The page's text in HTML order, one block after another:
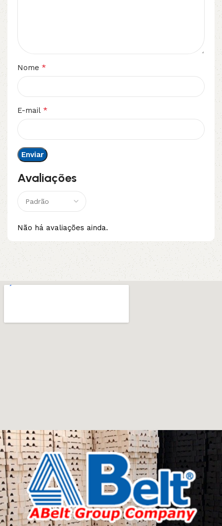
Avaliações
Não há avaliações ainda.
Nome *
E-mail *